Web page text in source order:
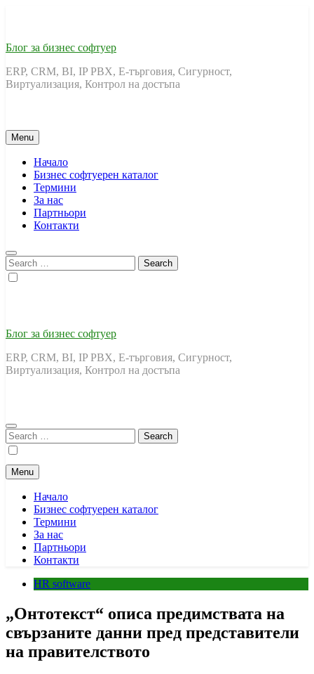
Блог за бизнес софтуер
ERP, CRM, BI, IP PBX, Е-търговия, Сигурност,
Виртуализация, Контрол на достъпа
Menu
Начало
Бизнес софтуерен каталог
Термини
За нас
Партньори
Контакти
Search
for:
Блог за бизнес софтуер
ERP, CRM, BI, IP PBX, Е-търговия, Сигурност,
Виртуализация, Контрол на достъпа
Search
for:
Menu
Начало
Бизнес софтуерен каталог
Термини
За нас
Партньори
Контакти
HR software
„Онтотекст“ описа предимствата на
свързаните данни пред представители
на правителството